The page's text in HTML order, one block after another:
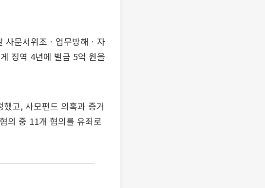
사문서위조ㆍ업무방해ㆍ자
징역 4년에 벌금 5억 원을
고, 사모펀드 의혹과 증거
의 중 11개 혐의를 유죄로